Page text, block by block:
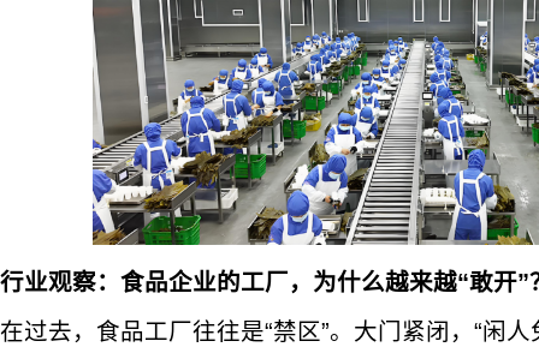
行业观察：食品企业的工厂，为什么越来越“敢开”
在过去，食品工厂往往是“禁区”。大门紧闭，“闲